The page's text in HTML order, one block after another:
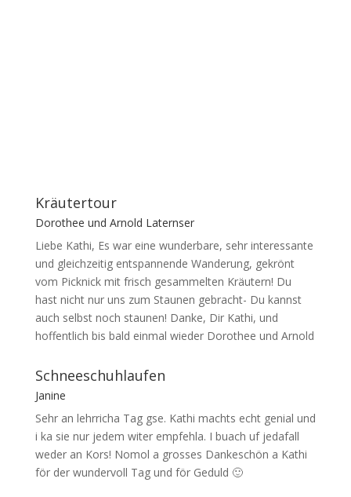
Kräutertour
Dorothee und Arnold Laternser
Liebe Kathi, Es war eine wunderbare, sehr interessante
und gleichzeitig entspannende Wanderung, gekrönt
vom Picknick mit frisch gesammelten Kräutern! Du
hast nicht nur uns zum Staunen gebracht- Du kannst
auch selbst noch staunen! Danke, Dir Kathi, und
hoffentlich bis bald einmal wieder Dorothee und Arnold
Schneeschuhlaufen
Janine
Sehr an lehrricha Tag gse. Kathi machts echt genial und
i ka sie nur jedem witer empfehla. I buach uf jedafall
weder an Kors! Nomol a grosses Dankeschön a Kathi
för der wundervoll Tag und för Geduld 🙂